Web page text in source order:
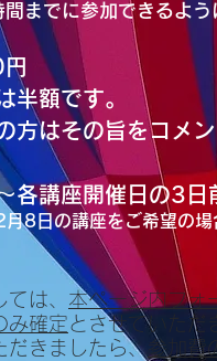
までに参加できるよ
です。
の旨をコメント
各講座開催日の3日
月8日の講座をご希望の
は、 本ページ内フォ
み確定とさせていただ
だきましたら、 参加